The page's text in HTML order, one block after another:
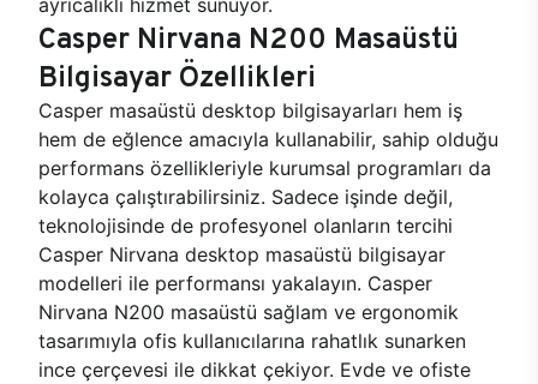
Casper Nirvana N200 Masaüstü
Bilgisayar Özellikleri
Casper masaüstü desktop bilgisayarları hem iş
hem de eğlence amacıyla kullanabilir, sahip olduğu
performans özellikleriyle kurumsal programları da
kolayca çalıştırabilirsiniz. Sadece işinde değil,
teknolojisinde de profesyonel olanların tercihi
Casper Nirvana desktop masaüstü bilgisayar
modelleri ile performansı yakalayın. Casper
Nirvana N200 masaüstü sağlam ve ergonomik
tasarımıyla ofis kullanıcılarına rahatlık sunarken
ince çerçevesi ile dikkat çekiyor. Evde ve ofiste